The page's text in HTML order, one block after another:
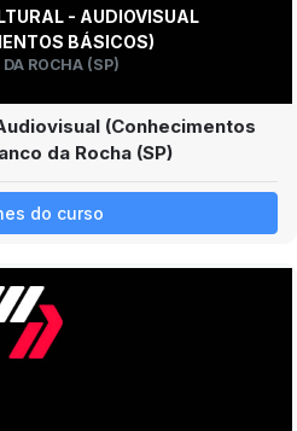
- AUDIOVISUAL
BÁSICOS)
ROCHA (SP)
(Conhecimentos
da Rocha (SP)
do curso